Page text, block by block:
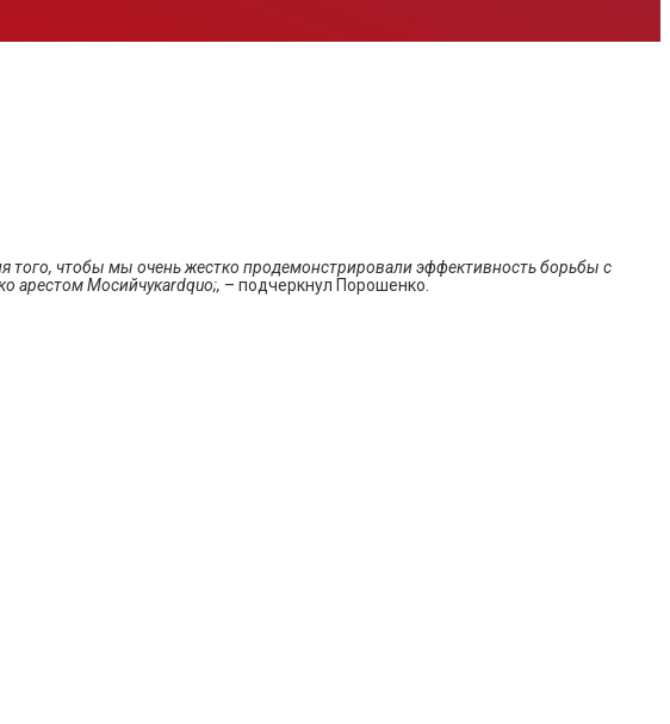
того, чтобы мы очень жестко продемонстрировали эффективность борьбы с
арестом Мосийчукаrdquo;, – подчеркнул Порошенко.